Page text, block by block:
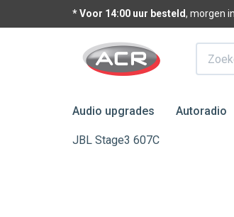
* Voor 14:00 uur besteld, morgen
Zoeken
Audio upgrades Autoradio
JBL Stage3 607C